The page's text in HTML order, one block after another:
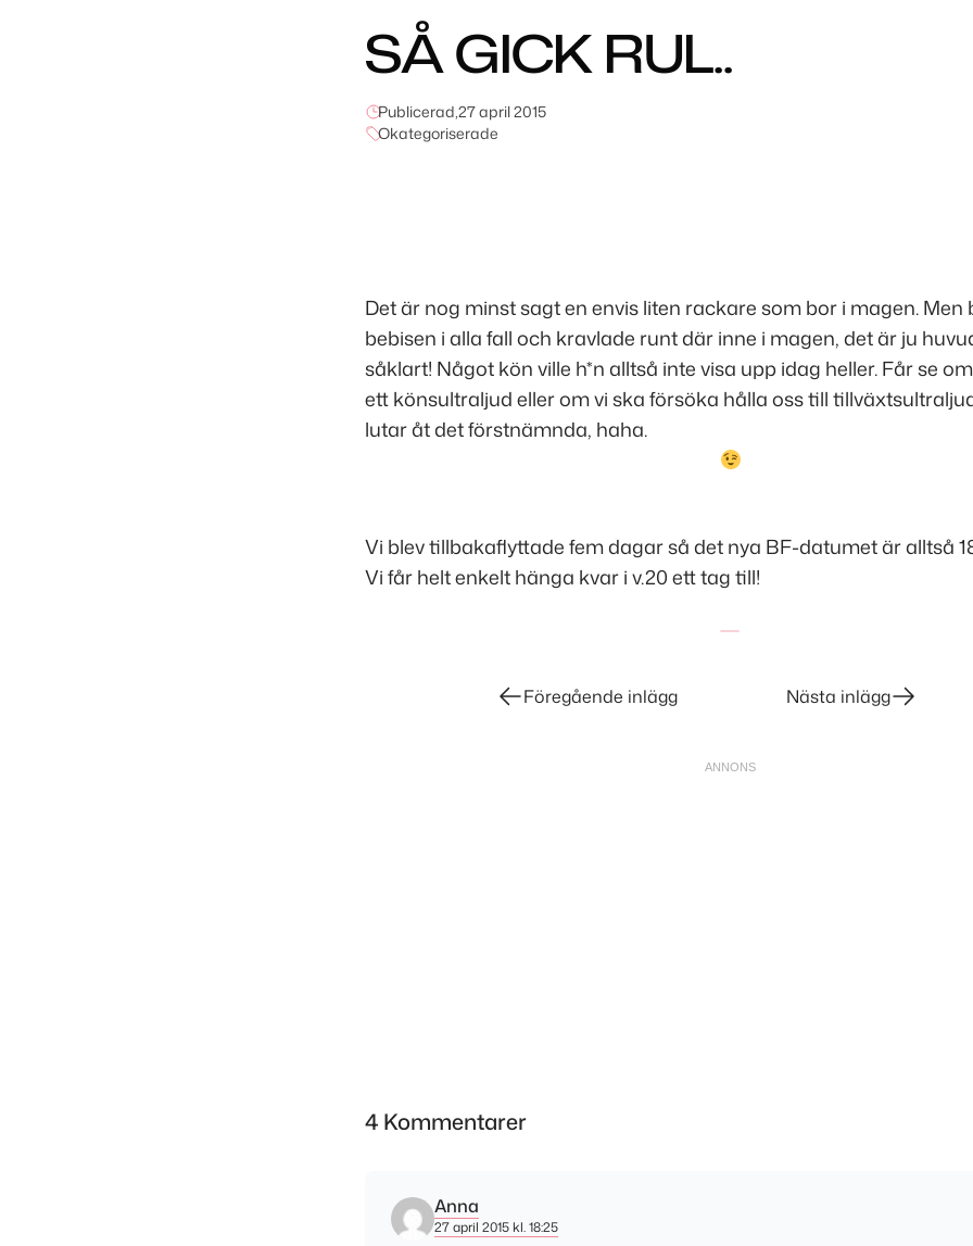
SÅ GICK RUL..
Publicerad,27 april 2015
Okategoriserade
Det är nog minst sagt en envis liten rackare som bor i magen. Men
bebisen i alla fall och kravlade runt där inne i magen, det är ju
såklart! Något kön ville h*n alltså inte visa upp idag heller. Får se
ett könsultraljud eller om vi ska försöka hålla oss till
lutar åt det förstnämnda, haha.
Vi blev tillbakaflyttade fem dagar så det nya BF-datumet är alltså
Vi får helt enkelt hänga kvar i v.20 ett tag till!
Föregående inlägg Nästa inlägg
4 Kommentarer
Anna
27 april 2015 kl. 18:25